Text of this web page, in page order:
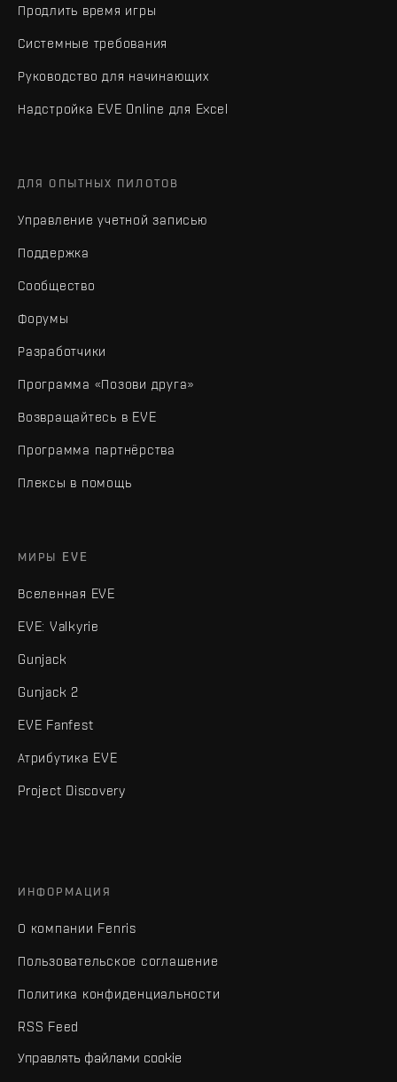
Продлить время игры
Системные требования
Руководство для начинающих
Надстройка EVE Online для Excel
ДЛЯ ОПЫТНЫХ ПИЛОТОВ
Управление учетной записью
Поддержка
Сообщество
Форумы
Разработчики
Программа «Позови друга»
Возвращайтесь в EVE
Программа партнёрства
Плексы в помощь
МИРЫ EVE
Вселенная EVE
EVE: Valkyrie
Gunjack
Gunjack 2
EVE Fanfest
Атрибутика EVE
Project Discovery
ИНФОРМАЦИЯ
О компании Fenris
Пользовательское соглашение
Политика конфиденциальности
RSS Feed
Управлять файлами cookie